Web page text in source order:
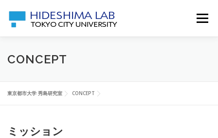
content
Menu
CONCEPT RESEARCH
PUBLICATIONS ACTIVITY RECORDS
CONCEPT
東京都市大学 秀島研究室 CONCEPT
ミッション